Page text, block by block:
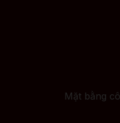
Mặt bằng